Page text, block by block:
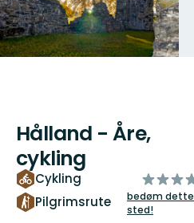
skærm
Hålland - Åre,
cykling
Cykling
Pilgrimsrute
ud
af
5
bedøm dette
sted!